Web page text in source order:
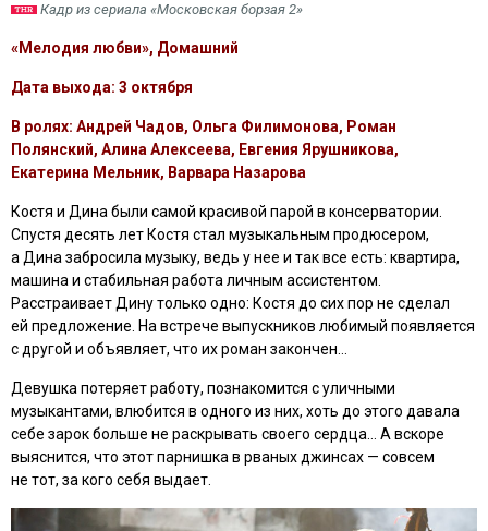
Кадр из сериала «Московская борзая 2»
«Мелодия любви», Домашний
Дата выхода: 3 октября
В ролях: Андрей Чадов, Ольга Филимонова, Роман
Полянский, Алина Алексеева, Евгения Ярушникова,
Екатерина Мельник, Варвара Назарова
Костя и Дина были самой красивой парой в консерватории.
Спустя десять лет Костя стал музыкальным продюсером,
а Дина забросила музыку, ведь у нее и так все есть: квартира,
машина и стабильная работа личным ассистентом.
Расстраивает Дину только одно: Костя до сих пор не сделал
ей предложение. На встрече выпускников любимый появляется
с другой и объявляет, что их роман закончен…
Девушка потеряет работу, познакомится с уличными
музыкантами, влюбится в одного из них, хоть до этого давала
себе зарок больше не раскрывать своего сердца… А вскоре
выяснится, что этот парнишка в рваных джинсах — совсем
не тот, за кого себя выдает.